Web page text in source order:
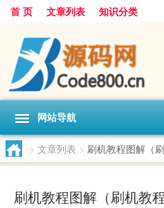
首 页 文章列表 知识分类
网站导航
> 文章列表 > 刷机教程图解（
刷机教程图解（刷机教程